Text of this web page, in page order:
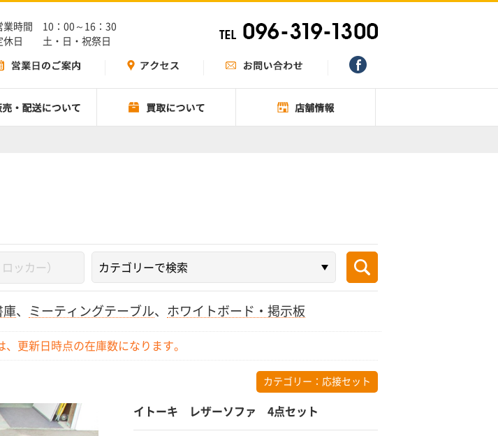
業時間 10：00～16：30
休日 土・日・祝祭日
庫、 ミーティングテーブル、 ホワイトボード・掲示板
、更新日時点の在庫数になります。
カテゴリー： 応接セット
イトーキ レザーソファ 4点セット